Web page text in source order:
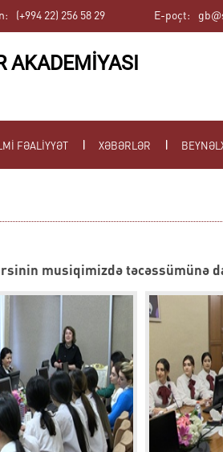
E-poçt:
(+994 22) 256 58 29
FƏALİYYƏT XƏBƏRLƏR
musiqimizdə təcəssümünə